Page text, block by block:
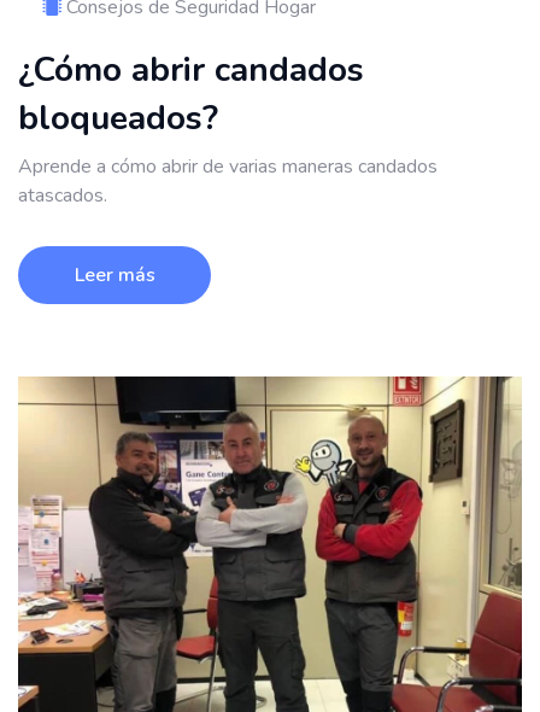
Consejos de Seguridad Hogar
¿Cómo abrir candados
bloqueados?
Aprende a cómo abrir de varias maneras candados
atascados.
Leer más